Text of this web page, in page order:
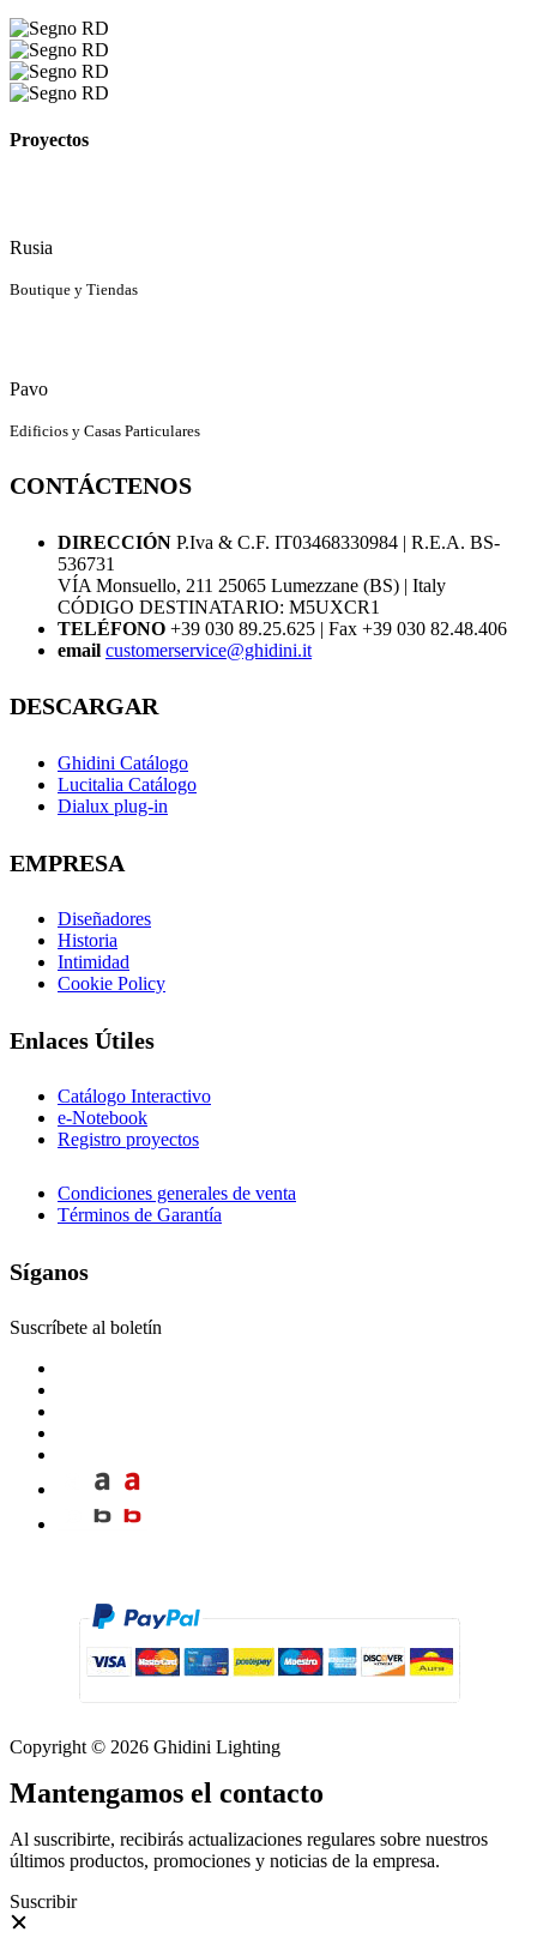
Proyectos
Rusia
Boutique y Tiendas
Pavo
Edificios y Casas Particulares
CONTÁCTENOS
DIRECCIÓN P.Iva & C.F. IT03468330984 | R.E.A. BS-
536731
VÍA Monsuello, 211 25065 Lumezzane (BS) | Italy
CÓDIGO DESTINATARIO: M5UXCR1
TELÉFONO +39 030 89.25.625 | Fax +39 030 82.48.406
email customerservice@ghidini.it
DESCARGAR
Ghidini Catálogo
Lucitalia Catálogo
Dialux plug-in
EMPRESA
Diseñadores
Historia
Intimidad
Cookie Policy
Enlaces Útiles
Catálogo Interactivo
e-Notebook
Registro proyectos
Condiciones generales de venta
Términos de Garantía
Síganos
Suscríbete al boletín
Copyright © 2026 Ghidini Lighting
Mantengamos el contacto
Al suscribirte, recibirás actualizaciones regulares sobre nuestros
últimos productos, promociones y noticias de la empresa.
Suscribir